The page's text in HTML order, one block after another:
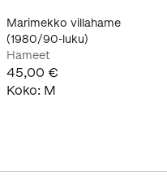
Marimekko villahame
(1980/90-luku)
Hameet
45,00 €
Koko: M